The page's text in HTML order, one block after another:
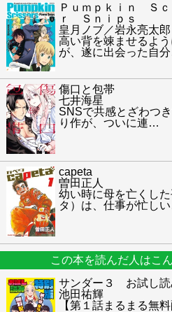
Ｐｕｍｐｋｉｎ Ｓｃ
ｒ Ｓｎｉｐｓ
皇月ノブ／岩永亮太郎
高い背を竦ませるよ
が、遂に出会った自分
傷口と包帯
七井海星
SNSで共感とざわつ
り作が、ついに連…
capeta
曽田正人
幼い時に母を亡くし
タ）は、仕事が忙しい
この本を読んだ人はこ
サンダー３ お試し読
池田祐輝
【第１話まるまる無料